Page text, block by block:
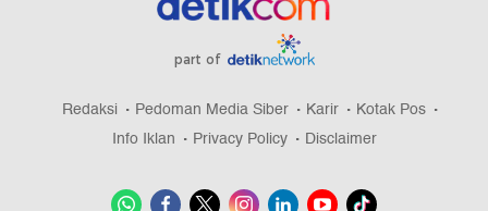
part of
Redaksi Pedoman Media Siber Karir
Kotak Pos
Info Iklan
Privacy Policy Disclaimer